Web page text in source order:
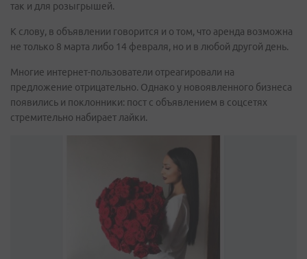
так и для розыгрышей.
К слову, в объявлении говорится и о том, что аренда возможна
не только 8 марта либо 14 февраля, но и в любой другой день.
Многие интернет-пользователи отреагировали на
предложение отрицательно. Однако у новоявленного бизнеса
появились и поклонники: пост с объявлением в соцсетях
стремительно набирает лайки.